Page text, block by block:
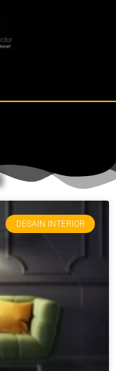
DESAIN INTERIOR